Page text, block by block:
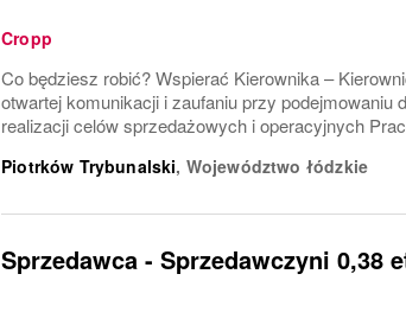
Cropp
Co będziesz robić? Wspierać Kierownika –
otwartej komunikacji i zaufaniu przy
realizacji celów sprzedażowych i operacyjnych
Piotrków Trybunalski, Województwo łódzkie
Sprzedawca - Sprzedawczyni 0,38